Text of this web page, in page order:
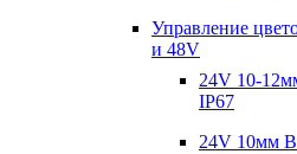
Управление
и 48V
24V 10-
IP67
24V 10мм